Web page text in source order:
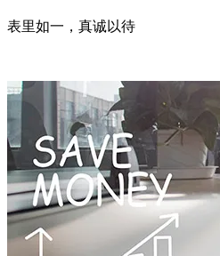
表里如一，真诚以待